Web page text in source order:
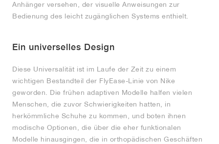
Anhänger versehen, der visuelle Anweisungen zur
Bedienung des leicht zugänglichen Systems enthielt.
Ein universelles Design
Diese Universalität ist im Laufe der Zeit zu einem
wichtigen Bestandteil der FlyEase-Linie von Nike
geworden. Die frühen adaptiven Modelle halfen vielen
Menschen, die zuvor Schwierigkeiten hatten, in
herkömmliche Schuhe zu kommen, und boten ihnen
modische Optionen, die über die eher funktionalen
Modelle hinausgingen, die in orthopädischen Geschäften